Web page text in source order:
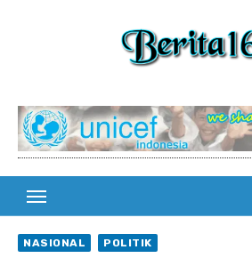
NASIONAL POLITIK